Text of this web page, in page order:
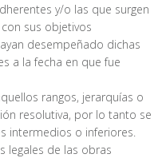
y/o las que surgen
sus objetivos
desempeñado dichas
a la fecha en que fue
rangos, jerarquías o
resolutiva, por lo tanto se
intermedios o inferiores.
legales de las obras